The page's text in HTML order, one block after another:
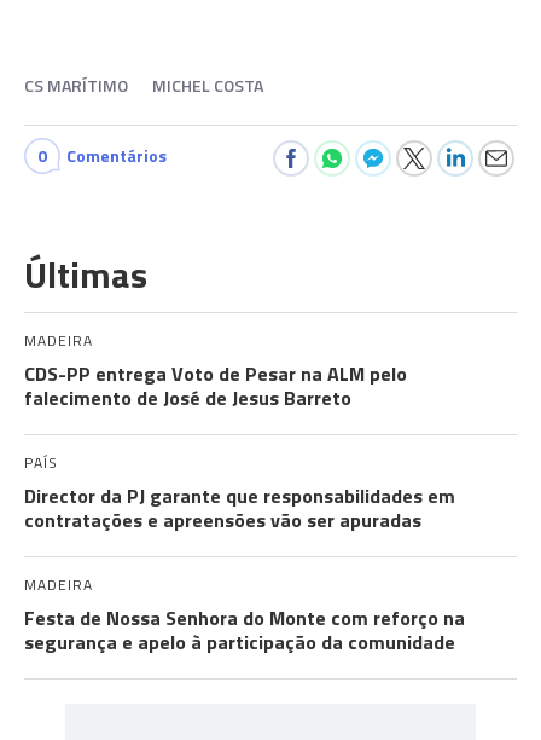
CS MARÍTIMO MICHEL COSTA
0 Comentários
Últimas
MADEIRA
CDS-PP entrega Voto de Pesar na ALM pelo
falecimento de José de Jesus Barreto
PAÍS
Director da PJ garante que responsabilidades em
contratações e apreensões vão ser apuradas
MADEIRA
Festa de Nossa Senhora do Monte com reforço na
segurança e apelo à participação da comunidade